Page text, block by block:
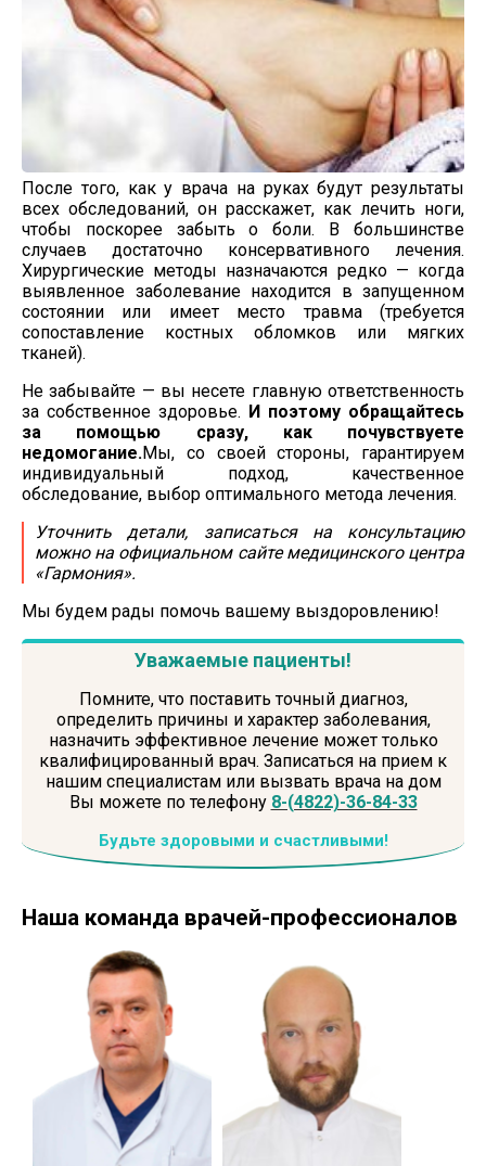
После того, как у врача на руках будут результаты
всех обследований, он расскажет, как лечить ноги,
чтобы поскорее забыть о боли. В большинстве
случаев достаточно консервативного лечения.
Хирургические методы назначаются редко — когда
выявленное заболевание находится в запущенном
состоянии или имеет место травма (требуется
сопоставление костных обломков или мягких
тканей).
Не забывайте — вы несете главную ответственность
за собственное здоровье. И поэтому обращайтесь
за помощью сразу, как почувствуете
недомогание.Мы, со своей стороны, гарантируем
индивидуальный подход, качественное
обследование, выбор оптимального метода лечения.
Уточнить детали, записаться на консультацию
можно на официальном сайте медицинского центра
«Гармония».
Мы будем рады помочь вашему выздоровлению!
Уважаемые пациенты!
Помните, что поставить точный диагноз,
определить причины и характер заболевания,
назначить эффективное лечение может только
квалифицированный врач. Записаться на прием к
нашим специалистам или вызвать врача на дом
Вы можете по телефону 8-(4822)-36-84-33
Будьте здоровыми и счастливыми!
Наша команда врачей-профессионалов